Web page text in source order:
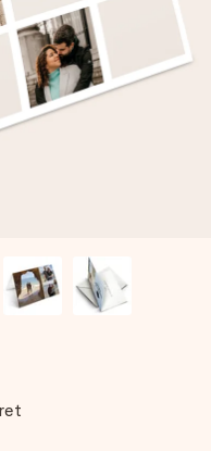
hendes navn, et
lige i hendes hjerte.
masse kærlighed i